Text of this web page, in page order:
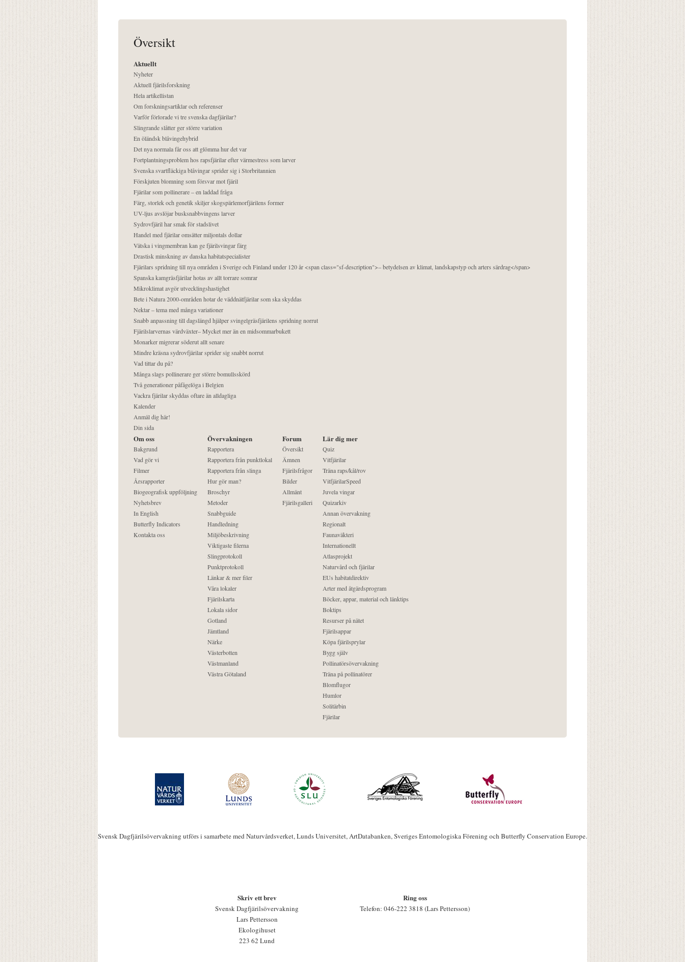
Översikt
Aktuellt
Nyheter
Aktuell fjärilsforskning
Hela artikellistan
Om forskningsartiklar och referenser
Varför förlorade vi tre svenska dagfjärilar?
Slingrande slåtter ger större variation
En öländsk blåvingehybrid
Det nya normala får oss att glömma hur det var
Fortplantningsproblem hos rapsfjärilar efter värmestress som larver
Svenska svartfläckiga blåvingar sprider sig i Storbritannien
Förskjuten blomning som försvar mot fjäril
Fjärilar som pollinerare – en laddad fråga
Färg, storlek och genetik skiljer skogspärlemorfjärilens former
UV-ljus avslöjar busksnabbvingens larver
Sydrovfjäril har smak för stadslivet
Handel med fjärilar omsätter miljontals dollar
Vätska i vingmembran kan ge fjärilsvingar färg
Drastisk minskning av danska habitatspecialister
Fjärilars spridning till nya områden i Sverige och Finland under 120 år <span class="sf-description">– betydelsen av klimat, landskapstyp och arters särdrag</span>
Spanska kamgräsfjärilar hotas av allt torrare somrar
Mikroklimat avgör utvecklingshastighet
Bete i Natura 2000-områden hotar de väddnätfjärilar som ska skyddas
Nektar – tema med många variationer
Snabb anpassning till dagslängd hjälper svingelgräsfjärilens spridning norrut
Fjärilslarvernas värdväxter– Mycket mer än en midsommarbukett
Monarker migrerar söderut allt senare
Mindre kräsna sydrovfjärilar sprider sig snabbt norrut
Vad tittar du på?
Många slags pollinerare ger större bomullsskörd
Två generationer påfågelöga i Belgien
Vackra fjärilar skyddas oftare än alldagliga
Kalender
Anmäl dig här!
Din sida
Om oss
Bakgrund
Vad gör vi
Filmer
Årsrapporter
Biogeografisk uppföljning
Nyhetsbrev
In English
Butterfly Indicators
Kontakta oss
Övervakningen
Rapportera
Rapportera från punktlokal
Rapportera från slinga
Hur gör man?
Broschyr
Metoder
Snabbguide
Handledning
Miljöbeskrivning
Viktigaste filerna
Slingprotokoll
Punktprotokoll
Länkar & mer filer
Våra lokaler
Fjärilskarta
Lokala sidor
Gotland
Jämtland
Närke
Västerbotten
Västmanland
Västra Götaland
Forum
Översikt
Ämnen
Fjärilsfrågor
Bilder
Allmänt
Fjärilsgalleri
Lär dig mer
Quiz
Vitfjärilar
Träna raps/kål/rov
VitfjärilarSpeed
Juvela vingar
Quizarkiv
Annan övervakning
Regionalt
Faunaväkteri
Internationellt
Atlasprojekt
Naturvård och fjärilar
EUs habitatdirektiv
Arter med åtgärdsprogram
Böcker, appar, material och länktips
Boktips
Resurser på nätet
Fjärilsappar
Köpa fjärilsprylar
Bygg själv
Pollinatörsövervakning
Träna på pollinatörer
Blomflugor
Humlor
Solitärbin
Fjärilar
Svensk Dagfjärilsövervakning utförs i samarbete med Naturvårdsverket, Lunds Universitet, ArtDatabanken, Sveriges Entomologiska Förening och Butterfly Conservation Europe.
Skriv ett brev
Svensk Dagfjärilsövervakning
Lars Pettersson
Ekologihuset
223 62 Lund
Ring oss
Telefon: 046-222 3818 (Lars Pettersson)